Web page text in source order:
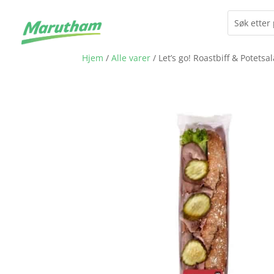
Hjem /Alle varer / Let’s go! Roastbiff &